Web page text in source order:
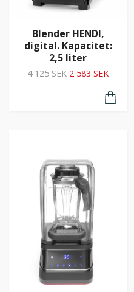
Blender HENDI,
digital. Kapacitet:
2,5 liter
4 125 SEK 2 583 SEK